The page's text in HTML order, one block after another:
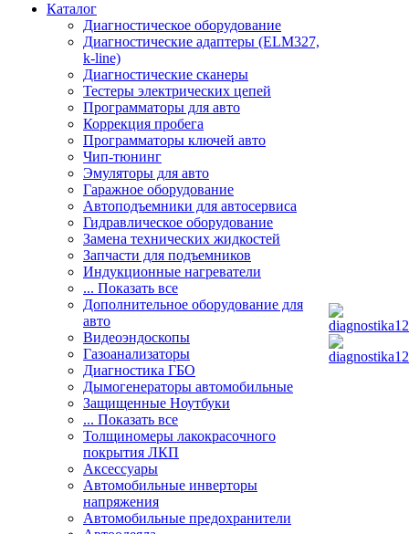
Каталог
Диагностическое оборудование
Диагностические адаптеры (ELM327,
k-line)
Диагностические сканеры
Тестеры электрических цепей
Программаторы для авто
Коррекция пробега
Программаторы ключей авто
Чип-тюнинг
Эмуляторы для авто
Гаражное оборудование
Автоподъемники для автосервиса
Гидравлическое оборудование
Замена технических жидкостей
Запчасти для подъемников
Индукционные нагреватели
... Показать все
Дополнительное оборудование для
авто
Видеоэндоскопы
Газоанализаторы
Диагностика ГБО
Дымогенераторы автомобильные
Защищенные Ноутбуки
... Показать все
Толщиномеры лакокрасочного
покрытия ЛКП
Аксессуары
Автомобильные инверторы
напряжения
Автомобильные предохранители